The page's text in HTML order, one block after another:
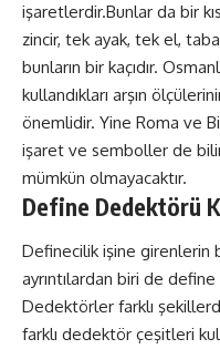
işaretlerdir.Bunlar da bir
zincir, tek ayak, tek el,
bunların bir kaçıdır.
kullandıkları arşın
önemlidir. Yine Roma ve
işaret ve semboller de
mümkün olmayacaktır.
Define Dedektörü
Definecilik işine girenlerin
ayrıntılardan biri de
Dedektörler farklı
farklı dedektör çeşitleri